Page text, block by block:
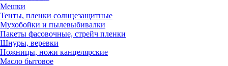
Мешки
Тенты, пленки солнцезащитные
Мухобойки и пылевыбивалки
Пакеты фасовочные, стрейч пленки
Шнуры, веревки
Ножницы, ножи канцелярские
Масло бытовое